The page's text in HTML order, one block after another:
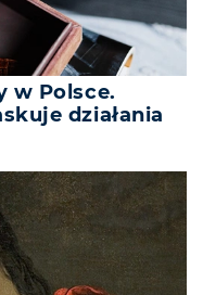
w Polsce.
działania